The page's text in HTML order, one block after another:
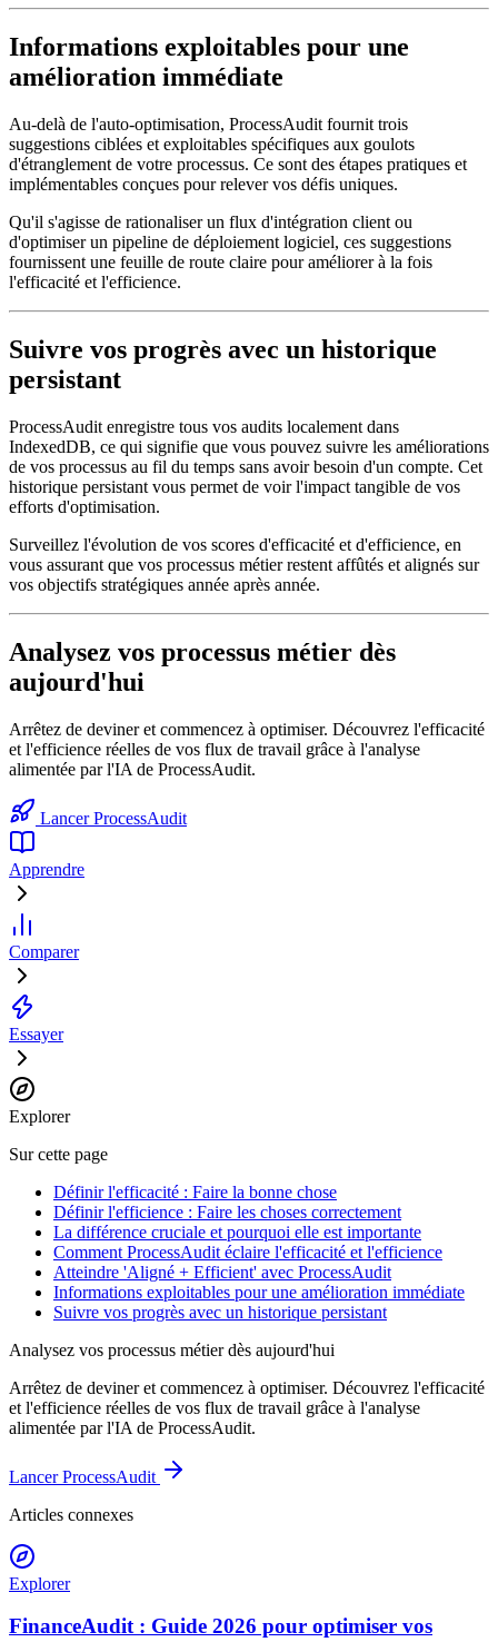
Informations exploitables pour une
amélioration immédiate
Au-delà de l'auto-optimisation, ProcessAudit fournit trois
suggestions ciblées et exploitables spécifiques aux goulots
d'étranglement de votre processus. Ce sont des étapes pratiques et
implémentables conçues pour relever vos défis uniques.
Qu'il s'agisse de rationaliser un flux d'intégration client ou
d'optimiser un pipeline de déploiement logiciel, ces suggestions
fournissent une feuille de route claire pour améliorer à la fois
l'efficacité et l'efficience.
Suivre vos progrès avec un historique
persistant
ProcessAudit enregistre tous vos audits localement dans
IndexedDB, ce qui signifie que vous pouvez suivre les améliorations
de vos processus au fil du temps sans avoir besoin d'un compte. Cet
historique persistant vous permet de voir l'impact tangible de vos
efforts d'optimisation.
Surveillez l'évolution de vos scores d'efficacité et d'efficience, en
vous assurant que vos processus métier restent affûtés et alignés sur
vos objectifs stratégiques année après année.
Analysez vos processus métier dès
aujourd'hui
Arrêtez de deviner et commencez à optimiser. Découvrez l'efficacité
et l'efficience réelles de vos flux de travail grâce à l'analyse
alimentée par l'IA de ProcessAudit.
Lancer ProcessAudit
Apprendre
Comparer
Essayer
Explorer
Sur cette page
Définir l'efficacité : Faire la bonne chose
Définir l'efficience : Faire les choses correctement
La différence cruciale et pourquoi elle est importante
Comment ProcessAudit éclaire l'efficacité et l'efficience
Atteindre 'Aligné + Efficient' avec ProcessAudit
Informations exploitables pour une amélioration immédiate
Suivre vos progrès avec un historique persistant
Analysez vos processus métier dès aujourd'hui
Arrêtez de deviner et commencez à optimiser. Découvrez l'efficacité
et l'efficience réelles de vos flux de travail grâce à l'analyse
alimentée par l'IA de ProcessAudit.
Lancer ProcessAudit
Articles connexes
Explorer
FinanceAudit : Guide 2026 pour optimiser vos